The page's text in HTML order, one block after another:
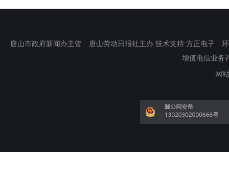
唐山市政府新闻办主管 唐山劳动日报社主办 技术支持:方正电子
增值电信业务
网